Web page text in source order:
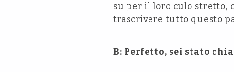
su per il loro culo stretto,
trascrivere tutto questo
B: Perfetto, sei stato